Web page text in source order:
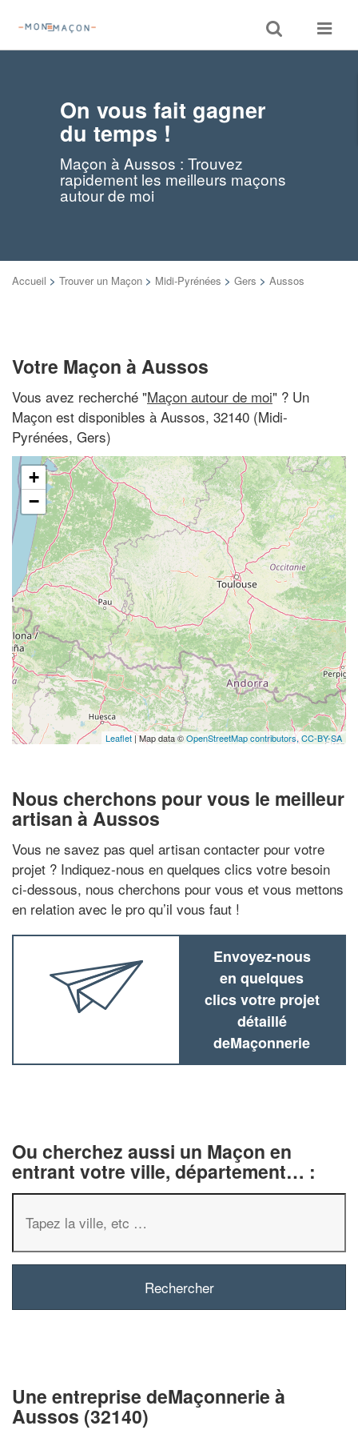
Toggle
search
Toggle
On vous fait gagner
du temps !
Maçon à Aussos : Trouvez
rapidement les meilleurs maçons
autour de moi
Accueil > Trouver un Maçon > Midi-Pyrénées > Gers > Aussos
Votre Maçon à Aussos
Vous avez recherché "Maçon autour de moi" ? Un
Maçon est disponibles à Aussos, 32140 (Midi-
Pyrénées, Gers)
+
−
Leaflet| Map data ©OpenStreetMap contributors,CC-BY-SA
Nous cherchons pour vous le meilleur
artisan à Aussos
Vous ne savez pas quel artisan contacter pour votre
projet ? Indiquez-nous en quelques clics votre besoin
ci-dessous, nous cherchons pour vous et vous mettons
en relation avec le pro qu’il vous faut !
Envoyez-nous
en quelques
clics votre projet
détaillé
deMaçonnerie
Ou cherchez aussi un Maçon en
entrant votre ville, département… :
Une entreprise deMaçonnerie à
Aussos (32140)
Vous êtes un
professionnel ?
nouveaux clients !